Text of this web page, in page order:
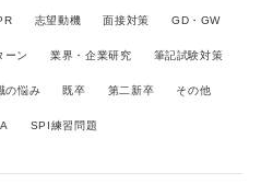
志望動機 面接対策 GD・GW
ーン 業界・企業研究 筆記試験対策
の悩み 既卒 第二新卒 その他
SPI練習問題